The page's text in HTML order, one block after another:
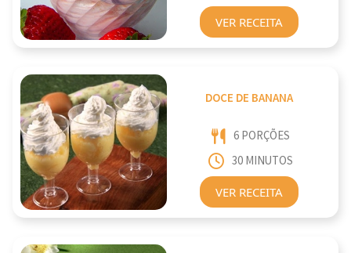
VER RECEITA
DOCE DE BANANA
6 PORÇÕES
30 MINUTOS
VER RECEITA